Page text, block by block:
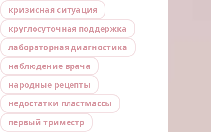
кризисная ситуация
круглосуточная поддержка
лабораторная диагностика
наблюдение врача
народные рецепты
недостатки пластмассы
первый триместр